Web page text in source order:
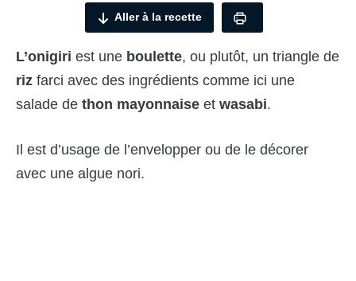
Aller à la recette
L’onigiri est une boulette, ou plutôt, un triangle de
riz farci avec des ingrédients comme ici une
salade de thon mayonnaise et wasabi.
Il est d’usage de l’envelopper ou de le décorer
avec une algue nori.